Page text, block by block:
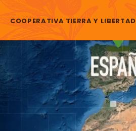
COOPERATIVA TIERRA Y LIBERTAD